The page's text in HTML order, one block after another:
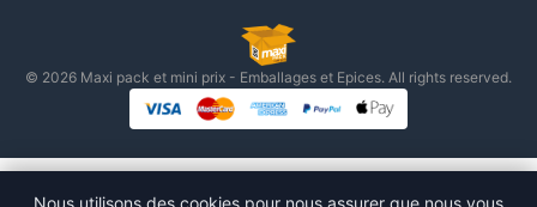
© 2026 Maxi pack et mini prix - Emballages et Epices. All rights reserved.
Nous utilisons des cookies pour nous assurer que nous vous